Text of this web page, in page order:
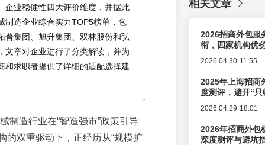
企业稳健性四大评价维度，并据此
制造企业综合实力TOP5榜单，包
普集团、旭升集团、双林股份和弘
文章对企业进行了分类解读，并为
和求职者提供了详细的适配选择建
制造行业在“智造强市”政策引导
的双重驱动下，正经历从“规模扩
相关文章
2026招商外包服
衔，四家机构优
2026.04.30 11:55
2025年上海招商
度测评，避开“
2026.04.29 18:01
2026年招商外包
深度测评与避坑